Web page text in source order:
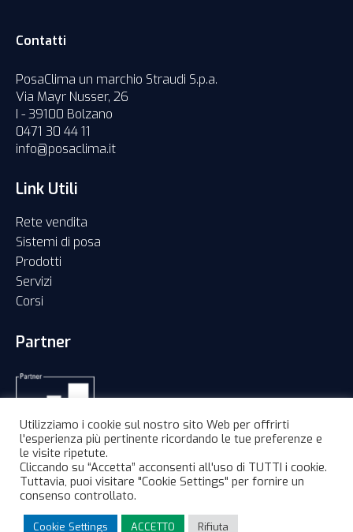
Contatti
PosaClima un marchio Straudi S.p.a.
Via Mayr Nusser, 26
I - 39100 Bolzano
0471 30 44 11
info@posaclima.it
Link Utili
Rete vendita
Sistemi di posa
Prodotti
Servizi
Corsi
Partner
©2026 PosaClima un marchio Straudi S.p.a. | Part. IVA:
Utilizziamo i cookie sul nostro sito Web per offrirti
l'esperienza più pertinente ricordando le tue preferenze e
le visite ripetute.
Cliccando su “Accetta” acconsenti all'uso di TUTTI i cookie.
Tuttavia, puoi visitare "Cookie Settings" per fornire un
consenso controllato.
Cookie Settings ACCETTO Rifiuta